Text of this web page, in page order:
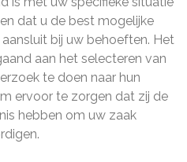
dat u de best mogelijke
bij uw behoeften. Het
aan het selecteren van
te doen naar hun
ervoor te zorgen dat zij de
hebben om uw zaak